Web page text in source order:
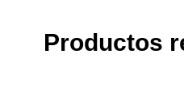
Productos